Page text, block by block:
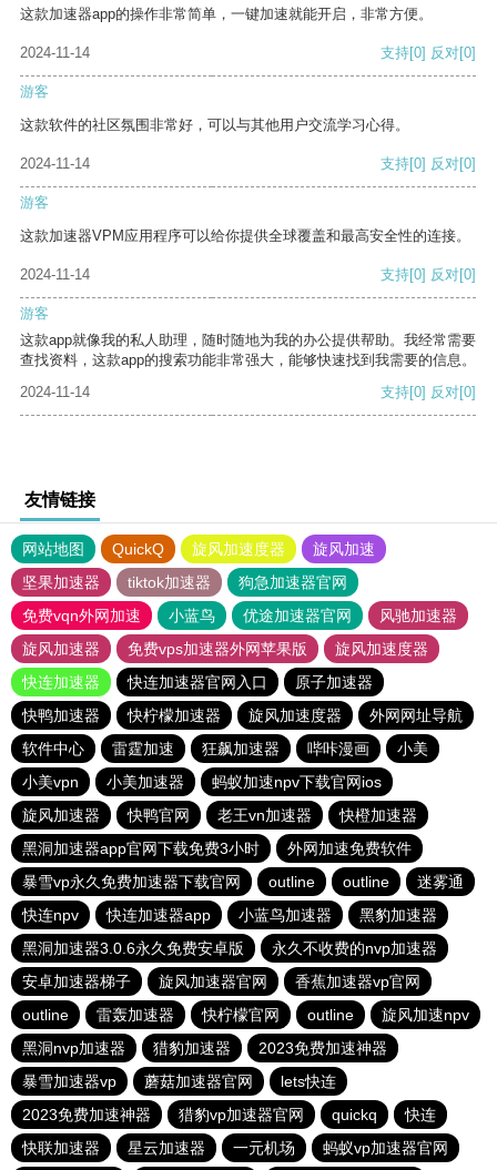
这款加速器app的操作非常简单，一键加速就能开启，非常方便。
2024-11-14 支持[0] 反对[0]
游客
这款软件的社区氛围非常好，可以与其他用户交流学习心得。
2024-11-14 支持[0] 反对[0]
游客
这款加速器VPM应用程序可以给你提供全球覆盖和最高安全性的连接。
2024-11-14 支持[0] 反对[0]
游客
这款app就像我的私人助理，随时随地为我的办公提供帮助。我经常需要
查找资料，这款app的搜索功能非常强大，能够快速找到我需要的信息。
2024-11-14
支持[0] 反对[0]
友情链接
网站地图 QuickQ 旋风加速度器
旋风加速
坚果加速器
tiktok加速器
狗急加速器官网
免费vqn外网加速
小蓝鸟 优途加速器官网
风驰加速器
旋风加速器
免费vps加速器外网苹果版
旋风加速度器
快连加速器
快连加速器官网入口
原子加速器
快鸭加速器
快柠檬加速器 旋风加速度器
外网网址导航
软件中心
雷霆加速 狂飙加速器 哔咔漫画
小美
小美vpn
小美加速器
蚂蚁加速npv下载官网ios
旋风加速器
快鸭官网 老王vn加速器
快橙加速器
黑洞加速器app官网下载免费3小时
外网加速免费软件
暴雪vp永久免费加速器下载官网
outline outline
迷雾通
快连npv
快连加速器app 小蓝鸟加速器
黑豹加速器
黑洞加速器3.0.6永久免费安卓版
永久不收费的nvp加速器
安卓加速器梯子
旋风加速器官网
香蕉加速器vp官网
outline
雷轰加速器 快柠檬官网 outline
旋风加速npv
黑洞nvp加速器
猎豹加速器
2023免费加速神器
暴雪加速器vp
蘑菇加速器官网
lets快连
2023免费加速神器
猎豹vp加速器官网 quickq
快连
快联加速器
星云加速器 一元机场 蚂蚁vp加速器官网